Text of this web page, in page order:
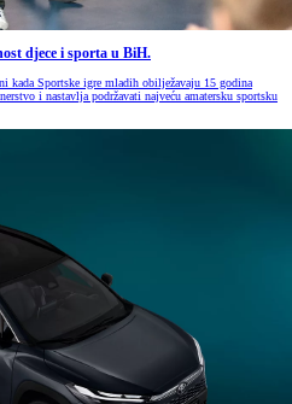
djece i sporta u BiH.
kada Sportske igre mladih obilježavaju 15 godina
i nastavlja podržavati najveću amatersku sportsku